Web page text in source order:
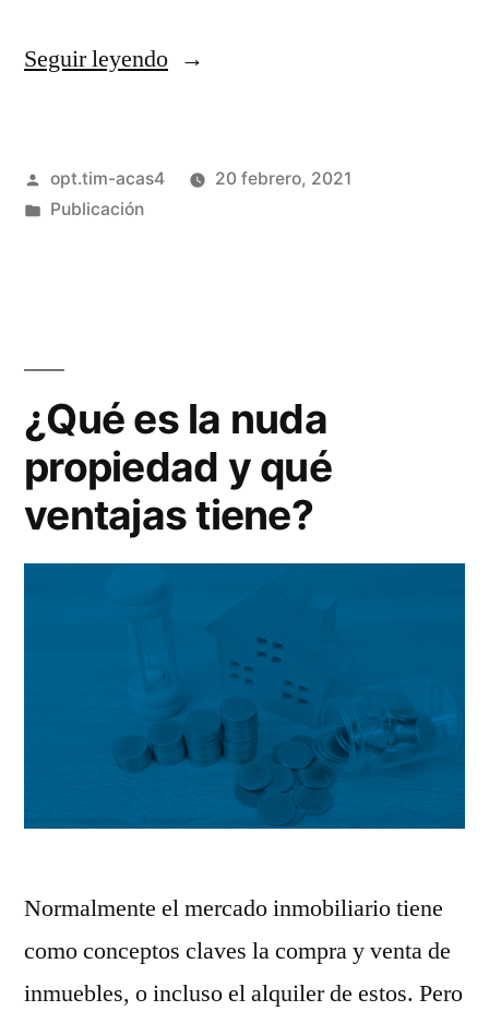
Seguir leyendo
opt.tim-acas4
20 febrero, 2021
Publicación
¿Qué es la nuda
propiedad y qué
ventajas tiene?
Normalmente el mercado inmobiliario tiene
como conceptos claves la compra y venta de
inmuebles, o incluso el alquiler de estos. Pero